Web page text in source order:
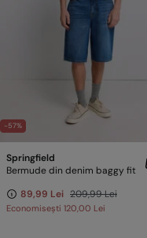
-57%
Springfield
Bermude din denim baggy fit
89,99 Lei 209,99 Lei
Economisești 120,00 Lei